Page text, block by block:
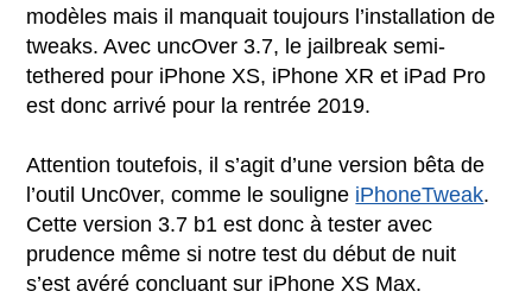
modèles mais il manquait toujours l’installation de
tweaks. Avec uncOver 3.7, le jailbreak semi-
tethered pour iPhone XS, iPhone XR et iPad Pro
est donc arrivé pour la rentrée 2019.
Attention toutefois, il s’agit d’une version bêta de
l’outil Unc0ver, comme le souligne iPhoneTweak.
Cette version 3.7 b1 est donc à tester avec
prudence même si notre test du début de nuit
s’est avéré concluant sur iPhone XS Max.